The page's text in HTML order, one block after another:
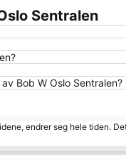
Sentralen
Bob W Oslo Sentralen?
endrer seg hele tiden.